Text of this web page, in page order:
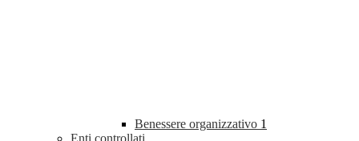
Benessere organizzativo 1